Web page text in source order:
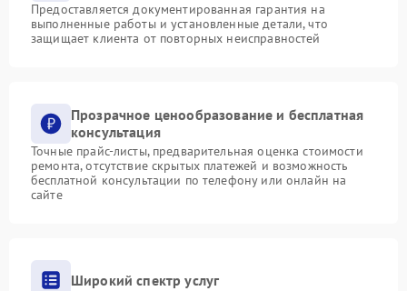
Предоставляется документированная гарантия на
выполненные работы и установленные детали, что
защищает клиента от повторных неисправностей
Прозрачное ценообразование и бесплатная
консультация
Точные прайс-листы, предварительная оценка стоимости
ремонта, отсутствие скрытых платежей и возможность
бесплатной консультации по телефону или онлайн на
сайте
Широкий спектр услуг